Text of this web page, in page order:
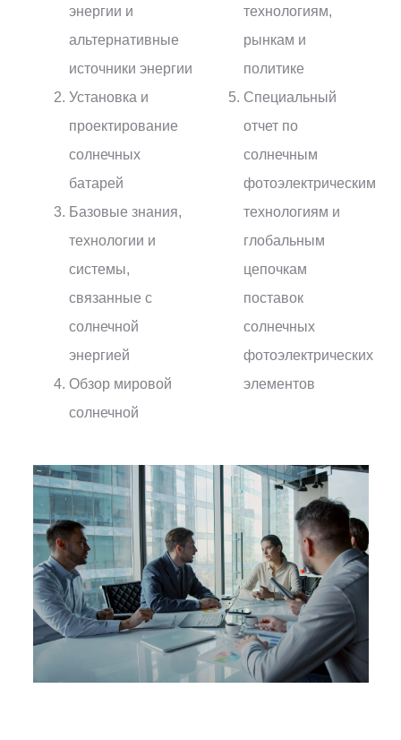
энергии и
альтернативные
источники энергии
Установка и
проектирование
солнечных
батарей
Базовые знания,
технологии и
системы,
связанные с
солнечной
энергией
Обзор мировой
солнечной
технологиям,
рынкам и
политике
Специальный
отчет по
солнечным
фотоэлектрическим
технологиям и
глобальным
цепочкам
поставок
солнечных
фотоэлектрических
элементов